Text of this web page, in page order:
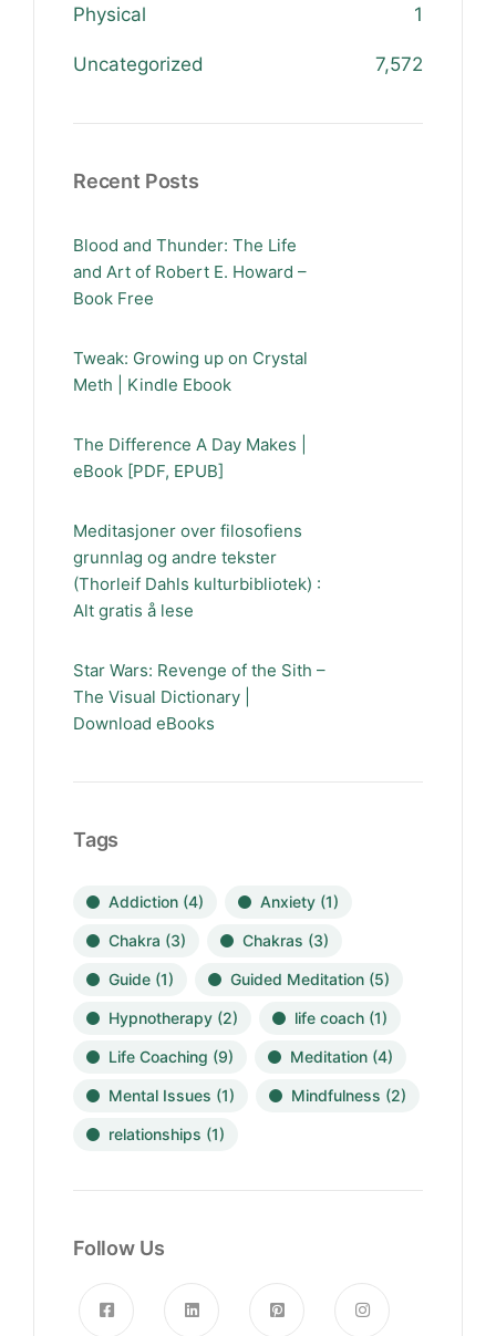
Physical 1
Uncategorized 7,572
Recent Posts
Blood and Thunder: The Life
and Art of Robert E. Howard –
Book Free
Tweak: Growing up on Crystal
Meth | Kindle Ebook
The Difference A Day Makes |
eBook [PDF, EPUB]
Meditasjoner over filosofiens
grunnlag og andre tekster
(Thorleif Dahls kulturbibliotek) :
Alt gratis å lese
Star Wars: Revenge of the Sith –
The Visual Dictionary |
Download eBooks
Tags
Addiction (4) Anxiety (1)
Chakra (3) Chakras (3)
Guide (1) Guided Meditation (5)
Hypnotherapy (2) life coach (1)
Life Coaching (9) Meditation (4)
Mental Issues (1) Mindfulness (2)
relationships (1)
Follow Us